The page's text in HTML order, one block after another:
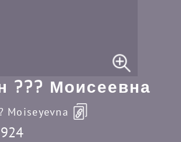
??? Моисеевна
Moiseyevna